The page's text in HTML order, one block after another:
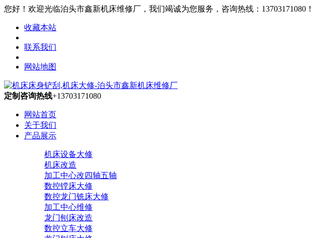
您好！欢迎光临泊头市鑫新机床维修厂，我们竭诚为您服务，咨询热线：13703171080！
收藏本站
联系我们
网站地图
定制咨询热线+13703171080
网站首页
关于我们
产品展示
机床设备大修
机床改造
加工中心改四轴五轴
数控镗床大修
数控龙门铣床大修
加工中心维修
龙门刨床改造
数控立车大修